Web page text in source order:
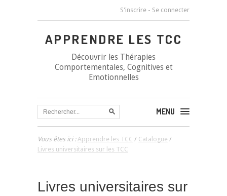
S'inscrire - Se connecter
APPRENDRE LES TCC
Découvrir les Thérapies
Comportementales, Cognitives et
Emotionnelles
MENU
Vous êtes ici :Apprendre les TCC / Catalogue /
Livres universitaires sur les TCC
Livres universitaires sur